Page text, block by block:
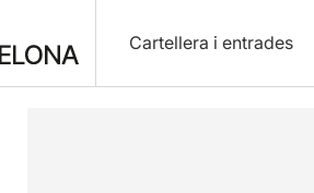
Cartellera i entrades
Descripció Fitxa artística Fotos i